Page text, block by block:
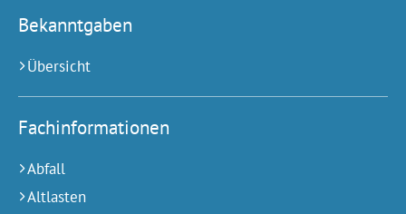
Bekanntgaben
Übersicht
Fachinformationen
Abfall
Altlasten